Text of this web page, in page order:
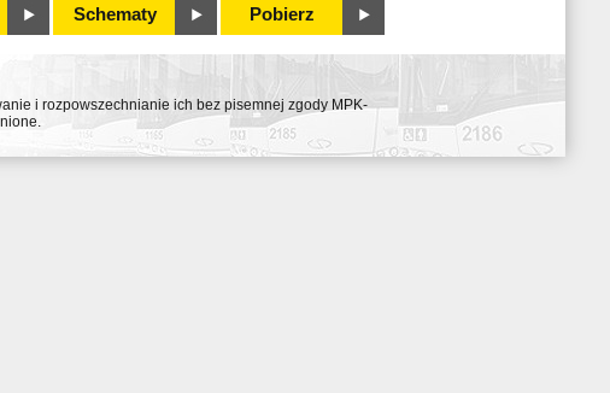
Schematy Pobierz
i rozpowszechnianie ich bez pisemnej zgody MPK-